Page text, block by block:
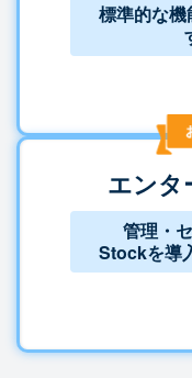
標準的な機
エンタ
管理・
Stockを導